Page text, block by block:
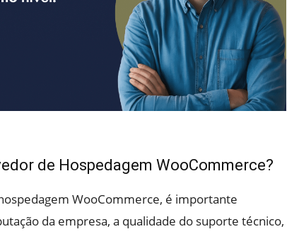
de Hospedagem WooCommerce?
WooCommerce, é importante
da empresa, a qualidade do suporte técnico,